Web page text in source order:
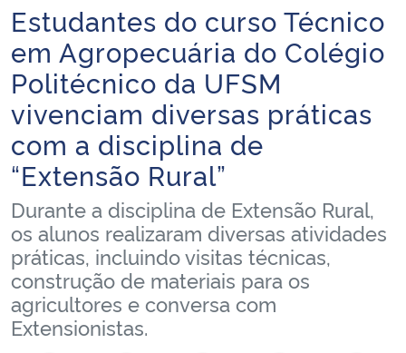
Ministério da Agricultura, Pecuária e Abastecimento
Ministério da Educação
Ministério da Cidadania
Ministério da Saúde
Ministério de Minas e Energia
Ministério da Ciência, Tecnologia, Inovações e Comunicações
Ministério do Meio Ambiente
Início do conteúdo
Estudantes do curso Técnico
em Agropecuária do Colégio
Politécnico da UFSM
vivenciam diversas práticas
com a disciplina de
“Extensão Rural”
Durante a disciplina de Extensão Rural,
os alunos realizaram diversas atividades
práticas, incluindo visitas técnicas,
construção de materiais para os
agricultores e conversa com
Extensionistas.